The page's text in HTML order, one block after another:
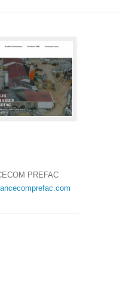
PREFAC